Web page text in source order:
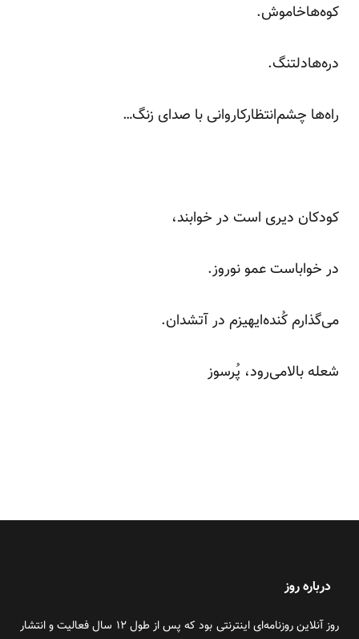
کوه‌هاخاموش.
دره‌هادلتنگ.
راه‌ها چشم‌انتظارکاروانی با صدای زنگ…
کودکان دیری است در خوابند،
در خواباست عمو نوروز.
می‌گذارم کُنده‌ایهیزم در آتشدان.
شعله بالامی‌رود، پُرسوز
درباره روز
روز آنلاین روزنامه‌ای اینترنتی بود که پس از طول ۱۲ سال فعالیت و انتشار